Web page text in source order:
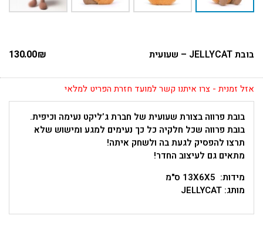
בובת JELLYCAT – שעועית 130.00₪
אזל זמנית - צרו איתנו קשר למועד חזרת הפריט למלאי
בובת פרווה בצורת שעועית של חברת ג’ליקט נעימה וכיפית.
בובת פרווה שכל חלקיה כל כך נעימים למגע ומישוש שלא
תרצו להפסיק לגעת בה ולשחק איתה!
מתאים גם לעיצוב החדר!
מידות: 13X6X5 ס"מ
מותג: JELLYCAT